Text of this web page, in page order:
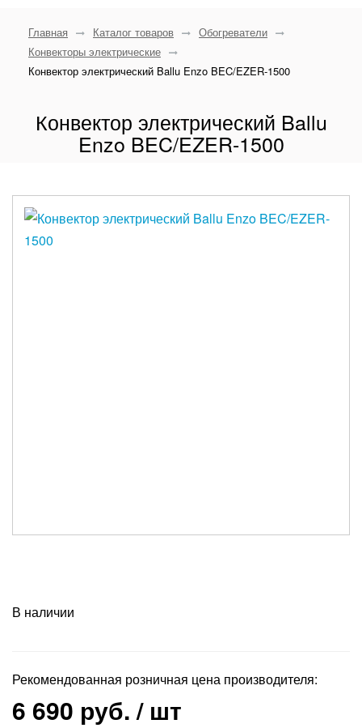
Главная Каталог товаров
Обогреватели
Конвекторы электрические
Конвектор электрический Ballu Enzo BEC/EZER-1500
Конвектор электрический Ballu
Enzo BEC/EZER-1500
В наличии
Рекомендованная розничная цена производителя:
6 690 руб./ шт